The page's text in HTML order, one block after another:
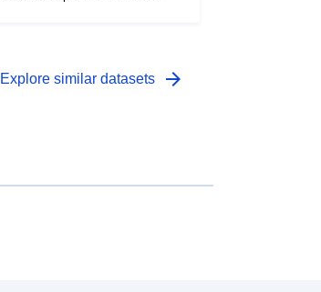
Explore similar datasets arrow_forward